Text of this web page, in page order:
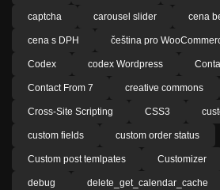
captcha carousel slider cena
cena s DPH čeština pro
Codex codex Wordpress
Contact From 7 creative commons
Cross-Site Scripting CSS3
custom fields custom order status
Custom post temlpates Customizer
debug delete_get_calendar_cache